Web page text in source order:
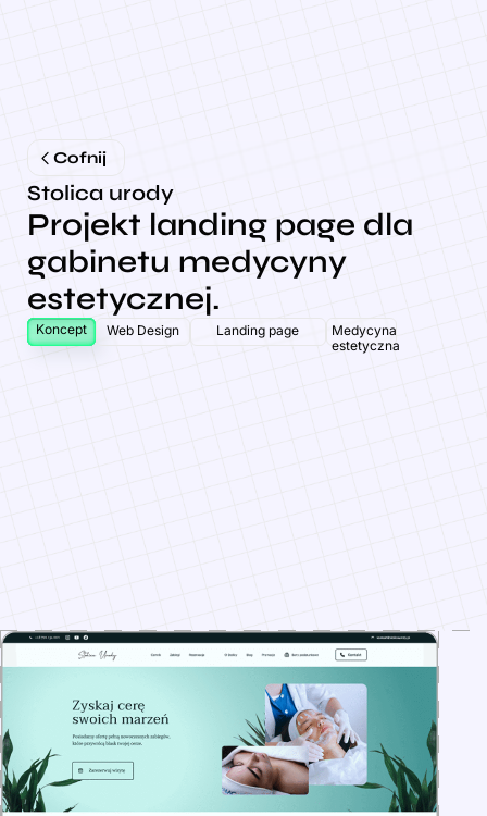
Cofnij
Stolica urody
Projekt landing page dla
gabinetu medycyny
estetycznej.
Koncept Web Design Landing page
Medycyna
estetyczna